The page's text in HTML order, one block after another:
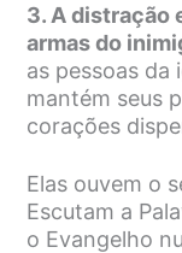
3. A distração
armas do
as pessoas da
mantém seus
corações
Elas ouvem o
Escutam a
o Evangelho